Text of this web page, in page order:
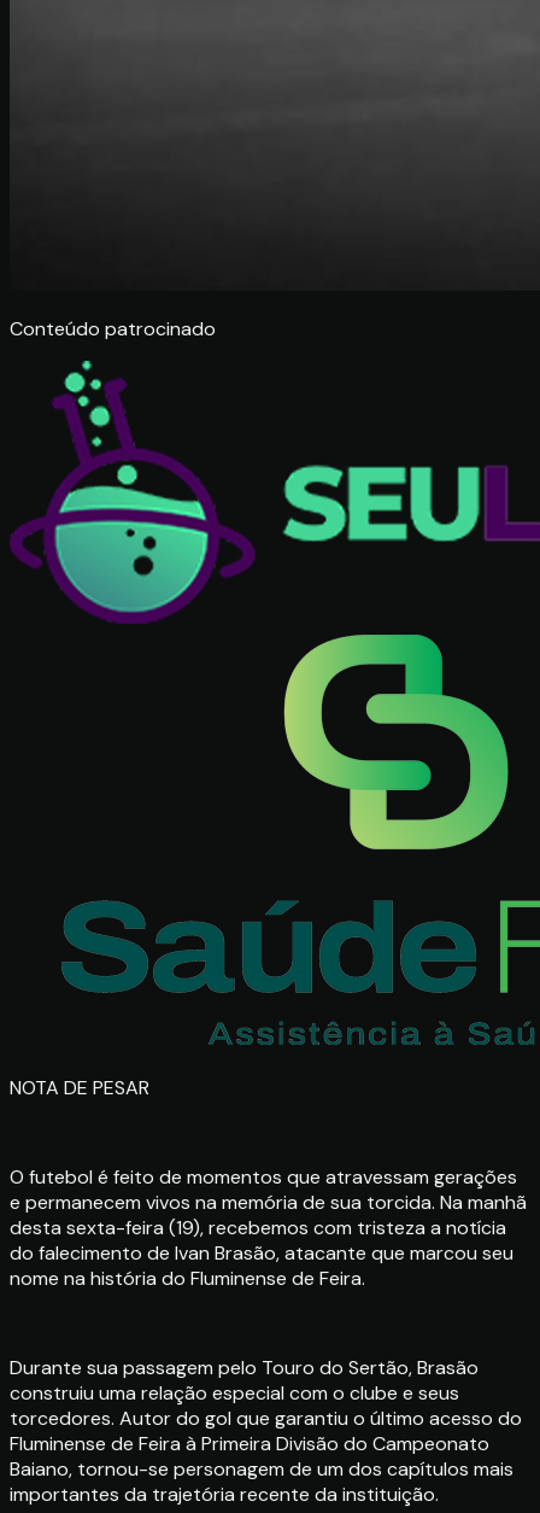
Conteúdo patrocinado
NOTA DE PESAR
O futebol é feito de momentos que atravessam gerações
e permanecem vivos na memória de sua torcida. Na manhã
desta sexta-feira (19), recebemos com tristeza a notícia
do falecimento de Ivan Brasão, atacante que marcou seu
nome na história do Fluminense de Feira.
Durante sua passagem pelo Touro do Sertão, Brasão
construiu uma relação especial com o clube e seus
torcedores. Autor do gol que garantiu o último acesso do
Fluminense de Feira à Primeira Divisão do Campeonato
Baiano, tornou-se personagem de um dos capítulos mais
importantes da trajetória recente da instituição.